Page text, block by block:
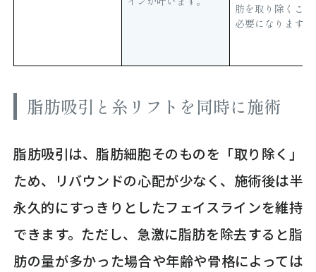
肪を取り除くこ
必要になります。
脂肪吸引と糸リフトを同時に施術
脂肪吸引は、脂肪細胞そのものを「取り除く」
ため、リバウンドの心配が少なく、施術後は半
永久的にすっきりとしたフェイスラインを維持
できます。ただし、急激に脂肪を除去すると脂
肪の量が多かった場合や年齢や骨格によっては